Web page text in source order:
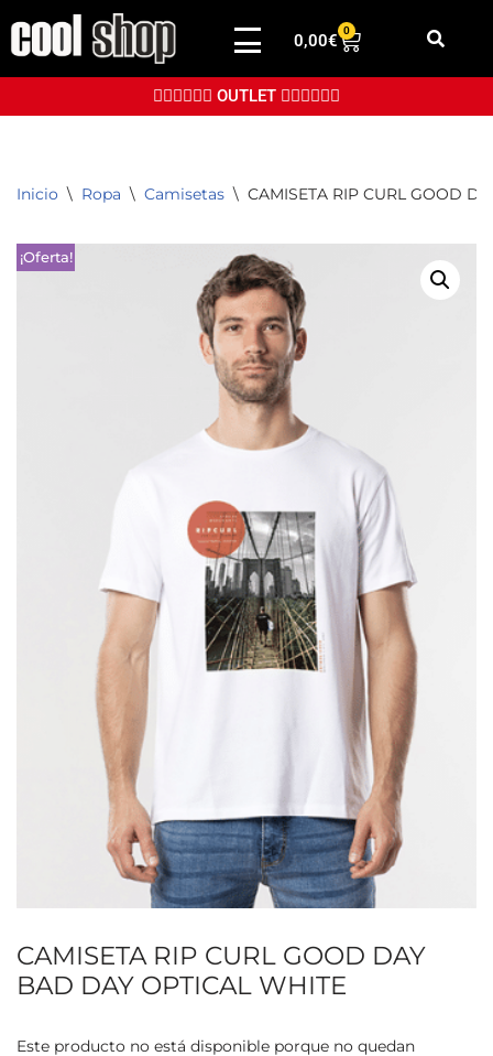
Saltar
contenido
0,00€
0
👉🏼👉🏼👉🏼 OUTLET 👈🏼👈🏼👈🏼
Inicio \ Ropa \ Camisetas \ CAMISETA RIP CURL GOOD
¡Oferta!
CAMISETA RIP CURL GOOD DAY
BAD DAY OPTICAL WHITE
Este producto no está disponible porque no quedan